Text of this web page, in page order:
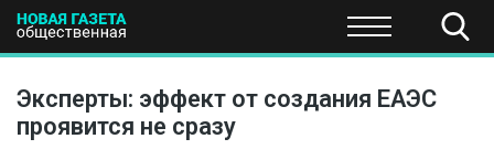
ПОЛИТИКА ЭКОНОМИКА НАУКА И
Эксперты: эффект от создания ЕАЭС
проявится не сразу